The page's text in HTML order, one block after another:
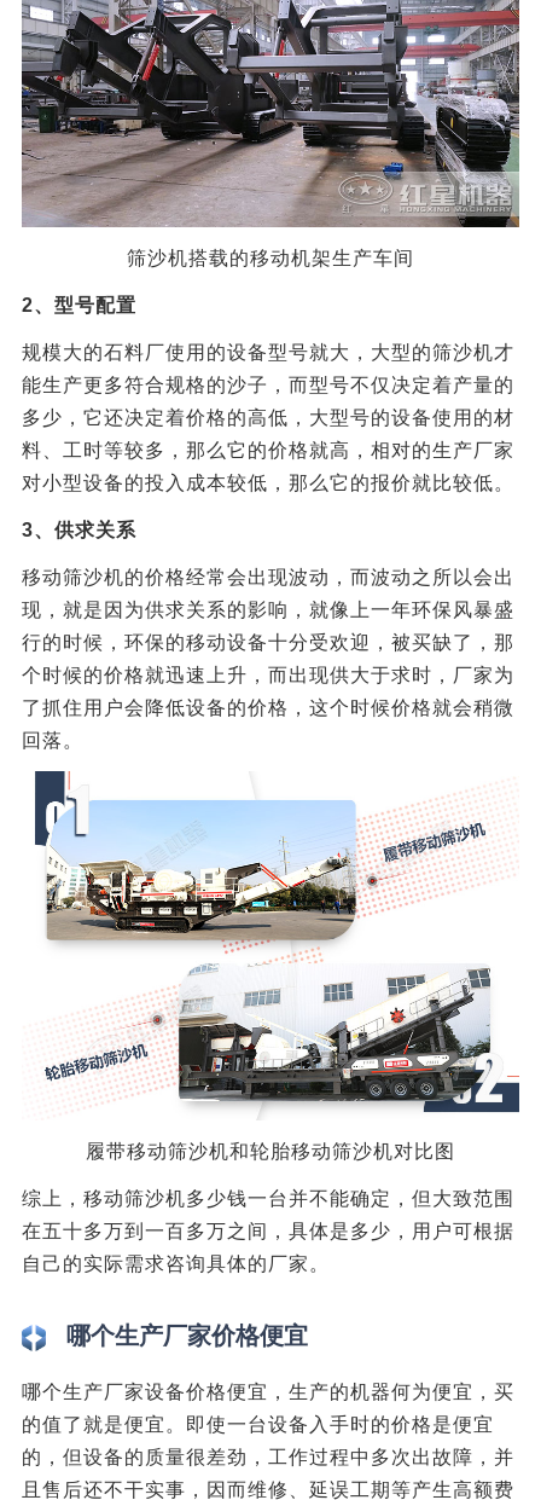
筛沙机搭载的移动机架生产车间
2、型号配置
规模大的石料厂使用的设备型号就大，大型的筛沙机才
能生产更多符合规格的沙子，而型号不仅决定着产量的
多少，它还决定着价格的高低，大型号的设备使用的材
料、工时等较多，那么它的价格就高，相对的生产厂家
对小型设备的投入成本较低，那么它的报价就比较低。
3、供求关系
移动筛沙机的价格经常会出现波动，而波动之所以会出
现，就是因为供求关系的影响，就像上一年环保风暴盛
行的时候，环保的移动设备十分受欢迎，被买缺了，那
个时候的价格就迅速上升，而出现供大于求时，厂家为
了抓住用户会降低设备的价格，这个时候价格就会稍微
回落。
履带移动筛沙机和轮胎移动筛沙机对比图
综上，移动筛沙机多少钱一台并不能确定，但大致范围
在五十多万到一百多万之间，具体是多少，用户可根据
自己的实际需求咨询具体的厂家。
哪个生产厂家价格便宜
哪个生产厂家设备价格便宜，生产的机器何为便宜，买
的值了就是便宜。即使一台设备入手时的价格是便宜
的，但设备的质量很差劲，工作过程中多次出故障，并
且售后还不干实事，因而维修、延误工期等产生高额费